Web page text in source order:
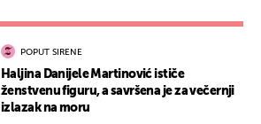
POPUT SIRENE
Haljina Danijele Martinović ističe
ženstvenu figuru, a savršena je za večernji
izlazak na moru